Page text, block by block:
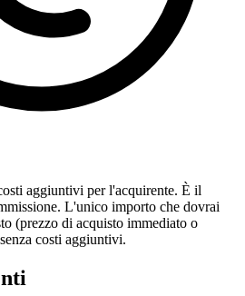
aggiuntivi per l'acquirente. È il
L'unico importo che dovrai
(prezzo di acquisto immediato o
costi aggiuntivi.